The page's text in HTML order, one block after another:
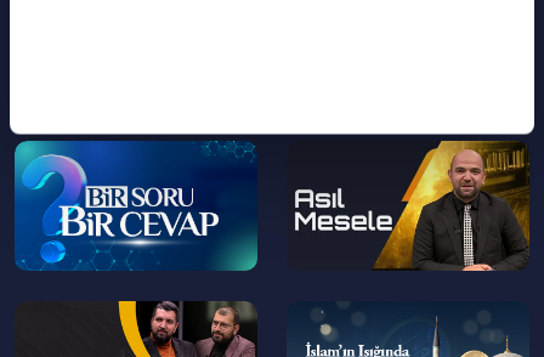
--
>
--
>
--
>
>